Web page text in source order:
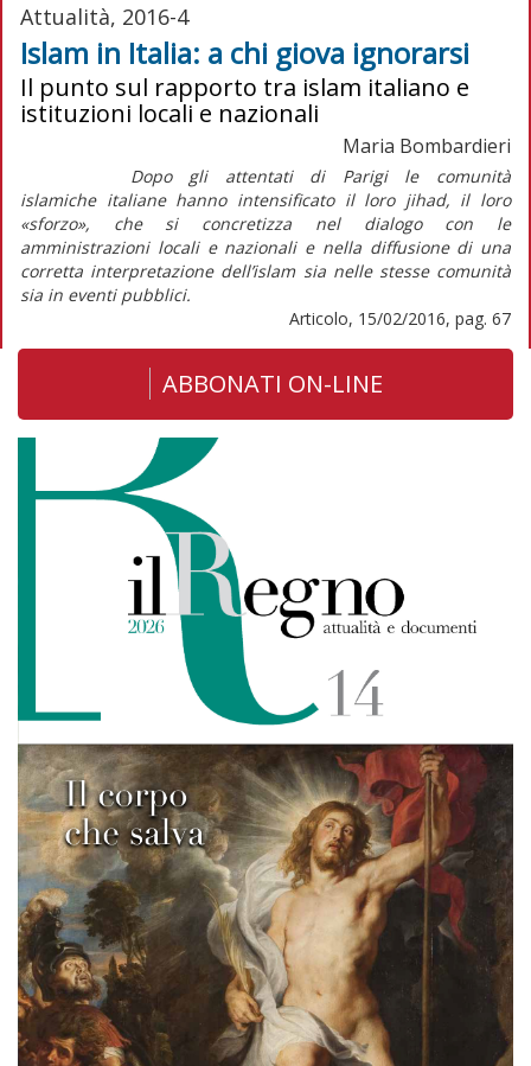
Attualità, 2016-4
Islam in Italia: a chi giova ignorarsi
Il punto sul rapporto tra islam italiano e
istituzioni locali e nazionali
Maria Bombardieri
Dopo gli attentati di Parigi le comunità
islamiche italiane hanno intensificato il loro jihad, il loro
«sforzo», che si concretizza nel dialogo con le
amministrazioni locali e nazionali e nella diffusione di una
corretta interpretazione dell’islam sia nelle stesse comunità
sia in eventi pubblici.
Articolo, 15/02/2016, pag. 67
ABBONATI ON-LINE